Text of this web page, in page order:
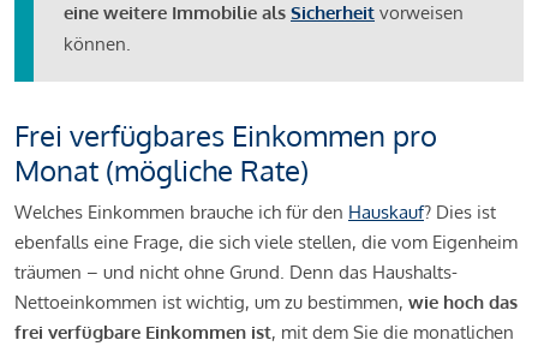
eine weitere Immobilie als Sicherheit vorweisen
können.
Frei verfügbares Einkommen pro
Monat (mögliche Rate)
Welches Einkommen brauche ich für den Hauskauf? Dies ist
ebenfalls eine Frage, die sich viele stellen, die vom Eigenheim
träumen – und nicht ohne Grund. Denn das Haushalts-
Nettoeinkommen ist wichtig, um zu bestimmen, wie hoch das
frei verfügbare Einkommen ist, mit dem Sie die monatlichen